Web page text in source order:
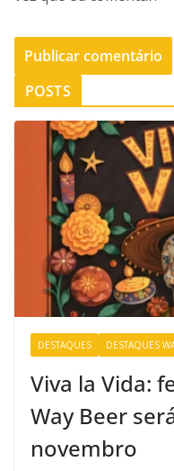
POSTS
DESTAQUES DESTAQUES
Viva la Vida:
Way Beer
novembro